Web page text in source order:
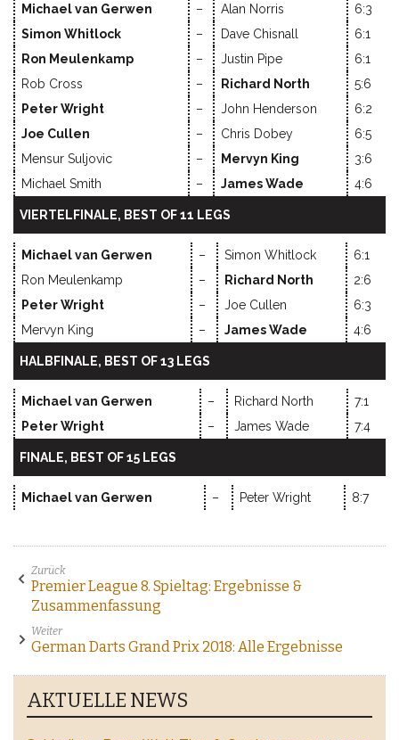
Michael van Gerwen – Alan Norris
6:3
Simon Whitlock
– Dave Chisnall
6:1
Ron Meulenkamp
– Justin Pipe
6:1
Rob Cross
– Richard North
5:6
Peter Wright
– John Henderson
6:2
Joe Cullen
– Chris Dobey
6:5
Mensur Suljovic
– Mervyn King
3:6
Michael Smith
– James Wade 4:6
VIERTELFINALE, BEST OF 11 LEGS
Michael van Gerwen – Simon Whitlock
6:1
Ron Meulenkamp
– Richard North
2:6
Peter Wright
– Joe Cullen
6:3
Mervyn King
– James Wade 4:6
HALBFINALE, BEST OF 13 LEGS
Michael van Gerwen – Richard North
7:1
Peter Wright
– James Wade 7:4
FINALE, BEST OF 15 LEGS
Michael van Gerwen – Peter Wright 8:7
Zurück
Premier League 8. Spieltag: Ergebnisse &
Zusammenfassung
Weiter
German Darts Grand Prix 2018: Alle Ergebnisse
AKTUELLE NEWS